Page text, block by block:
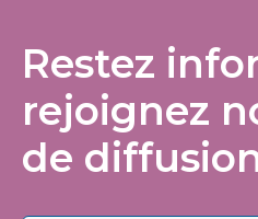
Restez
rejoignez
de